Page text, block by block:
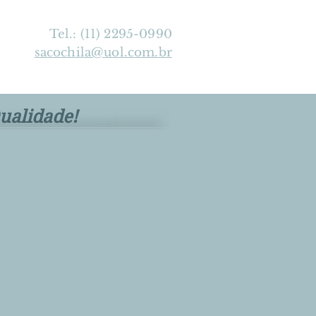
Tel.: (11) 2295-0990
sacochila@uol.com.br